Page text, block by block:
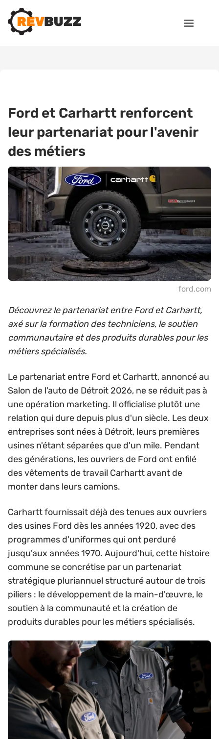
Ford et Carhartt renforcent
leur partenariat pour l'avenir
des métiers
ford.com
Découvrez le partenariat entre Ford et Carhartt,
axé sur la formation des techniciens, le soutien
communautaire et des produits durables pour les
métiers spécialisés.
Le partenariat entre Ford et Carhartt, annoncé au
Salon de l'auto de Détroit 2026, ne se réduit pas à
une opération marketing. Il officialise plutôt une
relation qui dure depuis plus d'un siècle. Les deux
entreprises sont nées à Détroit, leurs premières
usines n'étant séparées que d'un mile. Pendant
des générations, les ouvriers de Ford ont enfilé
des vêtements de travail Carhartt avant de
monter dans leurs camions.
Carhartt fournissait déjà des tenues aux ouvriers
des usines Ford dès les années 1920, avec des
programmes d'uniformes qui ont perduré
jusqu'aux années 1970. Aujourd'hui, cette histoire
commune se concrétise par un partenariat
stratégique pluriannuel structuré autour de trois
piliers : le développement de la main-d'œuvre, le
soutien à la communauté et la création de
produits durables pour les métiers spécialisés.